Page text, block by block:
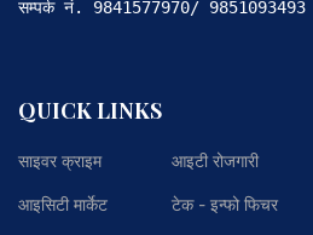
सम्पर्क नं. 9841577970/ 9851093493
QUICK LINKS
साइवर क्राइम
आइसिटी मार्केट
आइटी रोजगारी
टेक - इन्फो फिचर